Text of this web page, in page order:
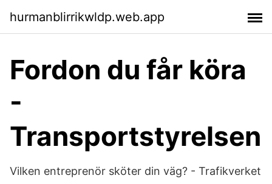
hurmanblirrikwldp.web.app
Fordon du får köra
-
Transportstyrelsen
Vilken entreprenör sköter din väg? - Trafikverket